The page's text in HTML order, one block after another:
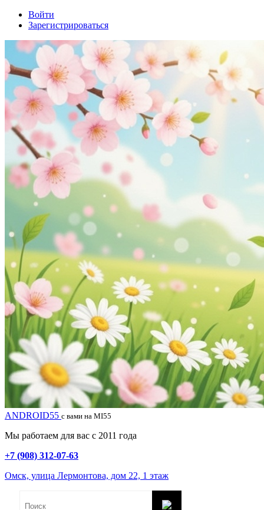
Войти
Зарегистрироваться
ANDROID55 с вами на MI55
Мы работаем для вас с 2011 года
+7 (908) 312-07-63
Омск, улица Лермонтова, дом 22, 1 этаж